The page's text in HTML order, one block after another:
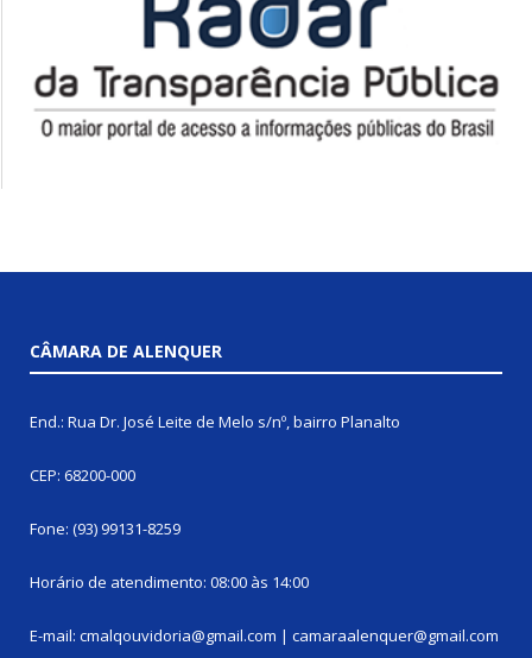
CÂMARA DE ALENQUER
End.: Rua Dr. José Leite de Melo s/nº, bairro Planalto
CEP: 68200-000
Fone: (93) 99131-8259
Horário de atendimento: 08:00 às 14:00
E-mail: cmalqouvidoria@gmail.com | camaraalenquer@gmail.com